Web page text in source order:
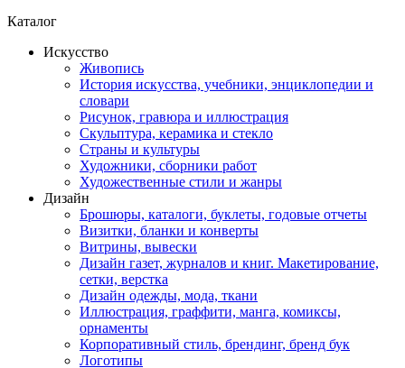
Каталог
Искусство
Живопись
История искусства, учебники, энциклопедии и
словари
Рисунок, гравюра и иллюстрация
Скульптура, керамика и стекло
Страны и культуры
Художники, сборники работ
Художественные стили и жанры
Дизайн
Брошюры, каталоги, буклеты, годовые отчеты
Визитки, бланки и конверты
Витрины, вывески
Дизайн газет, журналов и книг. Макетирование,
сетки, верстка
Дизайн одежды, мода, ткани
Иллюстрация, граффити, манга, комиксы,
орнаменты
Корпоративный стиль, брендинг, бренд бук
Логотипы